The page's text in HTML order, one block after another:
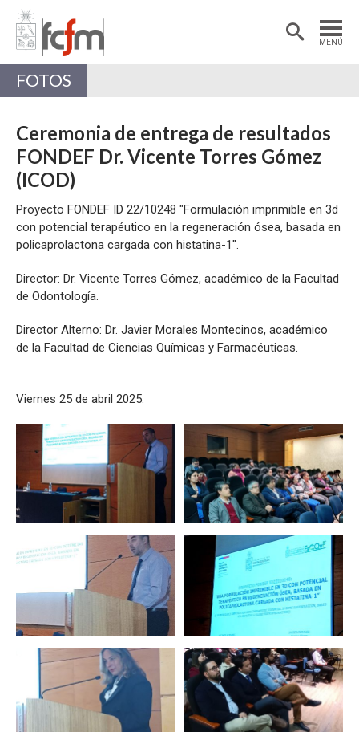
MENÚ
Estudiantes
Académicas/os
FOTOS
Ceremonia de entrega de resultados
FONDEF Dr. Vicente Torres Gómez
(ICOD)
Proyecto FONDEF ID 22/10248 "Formulación imprimible en 3d
con potencial terapéutico en la regeneración ósea, basada en
policaprolactona cargada con histatina-1".
Director: Dr. Vicente Torres Gómez, académico de la Facultad
de Odontología.
Director Alterno: Dr. Javier Morales Montecinos, académico
de la Facultad de Ciencias Químicas y Farmacéuticas.
Viernes 25 de abril 2025.
Zoom Zoom
Zoom
Zoom Zoom